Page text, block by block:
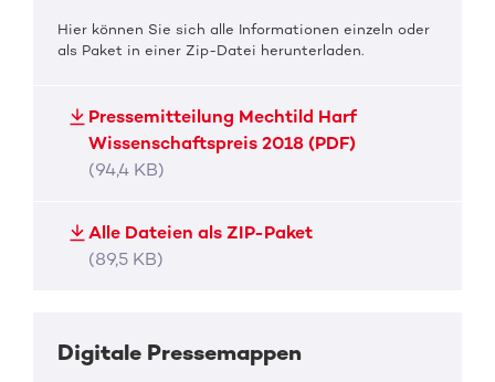
Hier können Sie sich alle Informationen einzeln oder
als Paket in einer Zip-Datei herunterladen.
Pressemitteilung Mechtild Harf
Wissenschaftspreis 2018 (PDF)
(94,4 KB)
Alle Dateien als ZIP-Paket
(89,5 KB)
Digitale Pressemappen